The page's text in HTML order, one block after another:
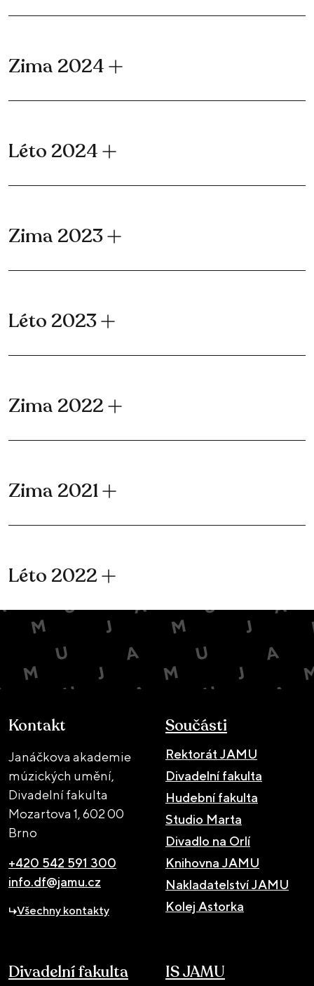
Zima 2024
Léto 2024
Zima 2023
Léto 2023
Zima 2022
Zima 2021
Léto 2022
Kontakt
Janáčkova akademie
múzických umění,
Divadelní fakulta
Mozartova 1,602 00
Brno
+420 542 591 300
info.df@jamu.cz
Všechny kontakty
Součásti
Rektorát JAMU
Divadelní fakulta
Hudební fakulta
Studio Marta
Divadlo na Orlí
Knihovna JAMU
Nakladatelství JAMU
Kolej Astorka
Divadelní fakulta IS JAMU